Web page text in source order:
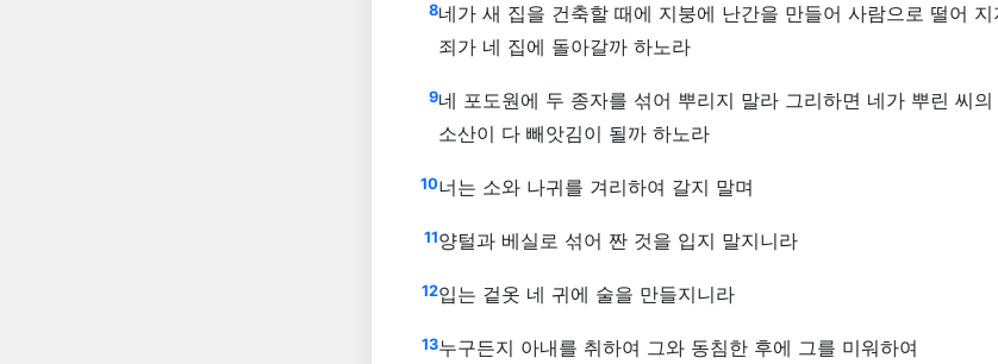
8네가 새 집을 건축할 때에 지붕에 난간을 만들어 사람으로 떨어
죄가 네 집에 돌아갈까 하노라
9네 포도원에 두 종자를 섞어 뿌리지 말라 그리하면 네가 뿌린 씨
소산이 다 빼앗김이 될까 하노라
10너는 소와 나귀를 겨리하여 갈지 말며
11양털과 베실로 섞어 짠 것을 입지 말지니라
12입는 겉옷 네 귀에 술을 만들지니라
13누구든지 아내를 취하여 그와 동침한 후에 그를 미워하여